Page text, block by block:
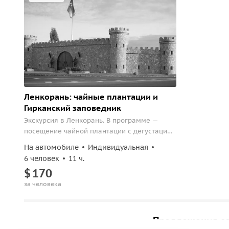
Ленкорань: чайные плантации и
Гирканский заповедник
Экскурсия в Ленкорань. В программе —
посещение чайной плантации с дегустацией
посещение Гирканского заповедника.
На автомобиле
Индивидуальная
6 человек
11 ч.
$170
за человека
Предложения